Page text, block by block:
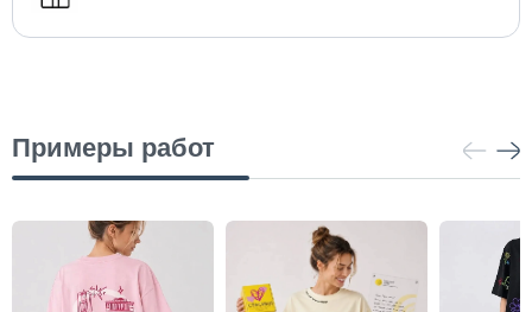
Примеры работ